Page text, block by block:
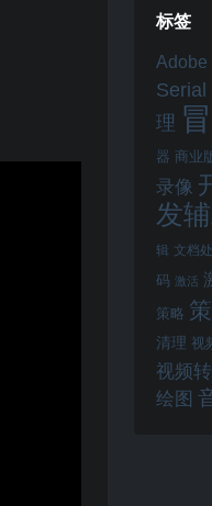
标签
Adobe
Serial
理
器 商业
录像
发
辑 文档
码 激活
策略
清理 视
视频
绘图